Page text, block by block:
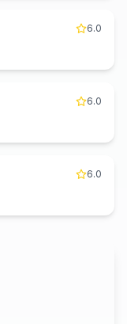
6.0
6.0
6.0